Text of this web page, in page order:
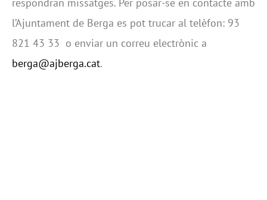
respondran missatges. Per posar-se en contacte amb
l’Ajuntament de Berga es pot trucar al telèfon: 93
821 43 33 o enviar un correu electrònic a
berga@ajberga.cat.